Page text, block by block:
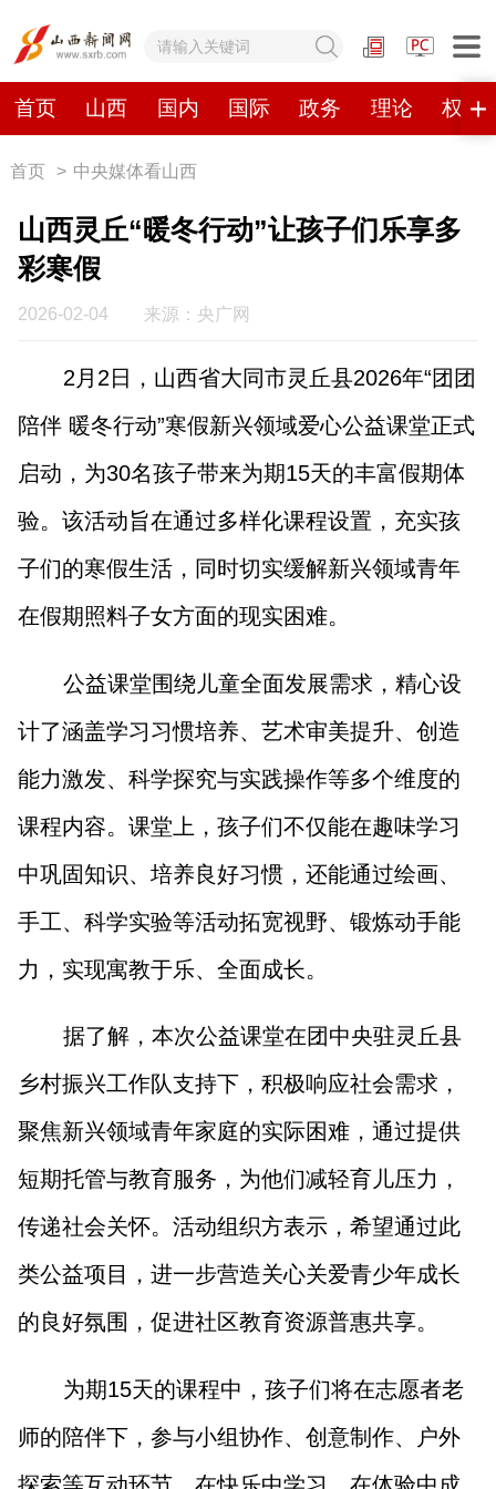
首页 山西 国内 国际 政务 理论 权威
网站地图
首页 山西
政务 理论 权威发布 原创
山西视觉志
山西市场导报 山西法治报
地方频道
晋中 阳泉 长治 晋城
临汾 运城
行业频道
教育 法治 三农
首页 > 中央媒体看山西
山西灵丘“暖冬行动”让孩子们乐享多
彩寒假
2026-02-04 来源：央广网
2月2日，山西省大同市灵丘县2026年“团团
陪伴 暖冬行动”寒假新兴领域爱心公益课堂正式
启动，为30名孩子带来为期15天的丰富假期体
验。该活动旨在通过多样化课程设置，充实孩
子们的寒假生活，同时切实缓解新兴领域青年
在假期照料子女方面的现实困难。
公益课堂围绕儿童全面发展需求，精心设
计了涵盖学习习惯培养、艺术审美提升、创造
能力激发、科学探究与实践操作等多个维度的
课程内容。课堂上，孩子们不仅能在趣味学习
中巩固知识、培养良好习惯，还能通过绘画、
手工、科学实验等活动拓宽视野、锻炼动手能
力，实现寓教于乐、全面成长。
据了解，本次公益课堂在团中央驻灵丘县
乡村振兴工作队支持下，积极响应社会需求，
聚焦新兴领域青年家庭的实际困难，通过提供
短期托管与教育服务，为他们减轻育儿压力，
传递社会关怀。活动组织方表示，希望通过此
类公益项目，进一步营造关心关爱青少年成长
的良好氛围，促进社区教育资源普惠共享。
为期15天的课程中，孩子们将在志愿者老
师的陪伴下，参与小组协作、创意制作、户外